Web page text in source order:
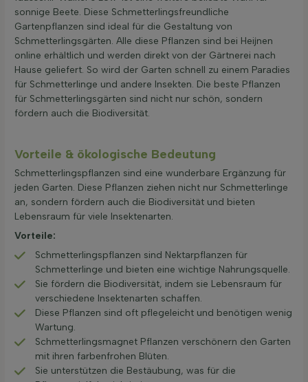
sonnige Beete. Diese Schmetterlingsfreundliche
Gartenpflanzen sind ideal für die Gestaltung von
Schmetterlingsgärten. Alle diese Pflanzen sind bei Heijnen
online erhältlich und werden direkt von der Gärtnerei nach
Hause geliefert. So wird der Garten schnell zu einem Paradies
für Schmetterlinge und andere Insekten. Die beste Pflanzen
für Schmetterlingsgärten sind nicht nur schön, sondern
fördern auch die Biodiversität.
Vorteile & ökologische Bedeutung
Schmetterlingspflanzen sind eine wunderbare Ergänzung für
jeden Garten. Diese Pflanzen ziehen nicht nur Schmetterlinge
an, sondern fördern auch die Biodiversität und bieten
Lebensraum für viele Insektenarten.
Vorteile:
Schmetterlingspflanzen sind Nektarpflanzen für
Schmetterlinge und bieten eine wichtige Nahrungsquelle.
Sie fördern die Biodiversität, indem sie Lebensraum für
verschiedene Insektenarten schaffen.
Diese Pflanzen sind oft pflegeleicht und benötigen wenig
Wartung.
Schmetterlingsmagnet Pflanzen verschönern den Garten
mit ihren farbenfrohen Blüten.
Sie unterstützen die Bestäubung, was für die